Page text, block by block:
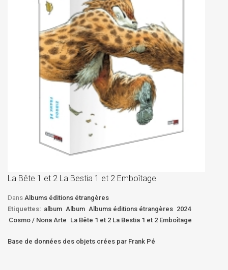
La Bête 1 et 2 La Bestia 1 et 2 Emboîtage
Dans Albums éditions étrangères
Etiquettes: album Album Albums éditions étrangères 2024
Cosmo / Nona Arte La Bête 1 et 2 La Bestia 1 et 2 Emboîtage
Base de données des objets crées par Frank Pé